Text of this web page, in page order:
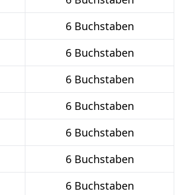
6 Buchstaben
6 Buchstaben
6 Buchstaben
6 Buchstaben
6 Buchstaben
6 Buchstaben
6 Buchstaben